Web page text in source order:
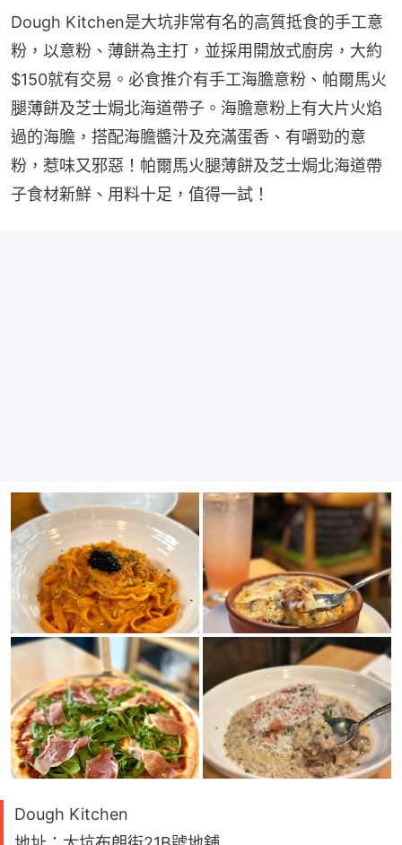
Dough Kitchen是大坑非常有名的高質抵食的手工意
粉，以意粉、薄餅為主打，並採用開放式廚房，大約
$150就有交易。必食推介有手工海膽意粉、帕爾馬火
腿薄餅及芝士焗北海道帶子。海膽意粉上有大片火焰
過的海膽，搭配海膽醬汁及充滿蛋香、有嚼勁的意
粉，惹味又邪惡！帕爾馬火腿薄餅及芝士焗北海道帶
子食材新鮮、用料十足，值得一試！
Dough Kitchen